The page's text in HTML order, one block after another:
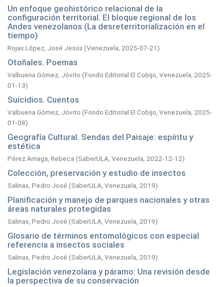
Un enfoque geohistórico relacional de la
configuración territorial. El bloque regional de los
Andes venezolanos (La desreterritorialización en el
tiempo)
Rojas López, José Jesús (Venezuela, 2025-07-21)
Otoñales. Poemas
Valbuena Gómez, Jóvito (Fondo Editorial El Cobijo, Venezuela, 2025-
01-13)
Suicidios. Cuentos
Valbuena Gómez, Jóvito (Fondo Editorial El Cobijo, Venezuela, 2025-
01-08)
Geografía Cultural. Sendas del Paisaje: espíritu y
estética
Pérez Arriaga, Rebeca (SaberULA, Venezuela, 2022-12-12)
Colección, preservación y estudio de insectos
Salinas, Pedro José (SaberULA, Venezuela, 2019)
Planificación y manejo de parques nacionales y otras
áreas naturales protegidas
Salinas, Pedro José (SaberULA, Venezuela, 2019)
Glosario de términos entomológicos con especial
referencia a insectos sociales
Salinas, Pedro José (SaberULA, Venezuela, 2019)
Legislación venezolana y páramo: Una revisión desde
la perspectiva de su conservación